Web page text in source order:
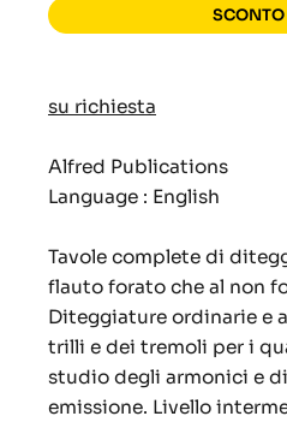
SCONTO
su richiesta
Alfred Publications
Language : English
Tavole complete di
flauto forato che al non
Diteggiature ordinarie e
trilli e dei tremoli per i
studio degli armonici e
emissione. Livello